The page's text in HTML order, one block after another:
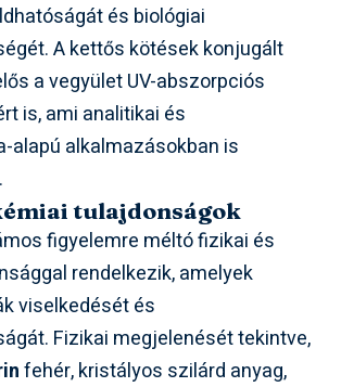
és biológiai
A kettős kötések konjugált
a vegyület UV-abszorpciós
is, ami analitikai és
alapú alkalmazásokban is
tulajdonságok
figyelemre méltó fizikai és
rendelkezik, amelyek
viselkedését és
Fizikai megjelenését tekintve,
fehér, kristályos szilárd anyag,